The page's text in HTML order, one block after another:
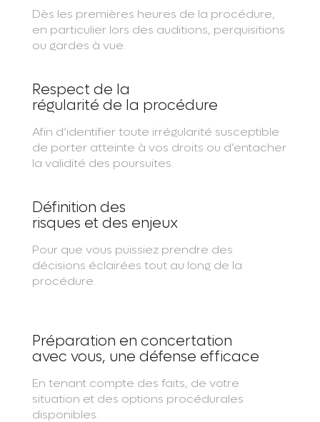
Dès les premières heures de la procédure,
en particulier lors des auditions, perquisitions
ou gardes à vue.
Respect de la
régularité de la procédure
Afin d’identifier toute irrégularité susceptible
de porter atteinte à vos droits ou d’entacher
la validité des poursuites.
Définition des
risques et des enjeux
Pour que vous puissiez prendre des
décisions éclairées tout au long de la
procédure.
Préparation en concertation
avec vous, une défense efficace
En tenant compte des faits, de votre
situation et des options procédurales
disponibles.